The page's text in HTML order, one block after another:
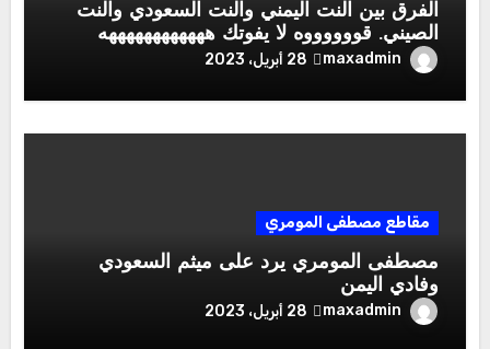
الفرق بين النت اليمني والنت السعودي والنت
الصيني. قووووووه لا يفوتك ههههههههههههه
maxadmin 28 أبريل، 2023
مقاطع مصطفى المومري
مصطفى المومري يرد على ميثم السعودي
وفادي اليمن
maxadmin 28 أبريل، 2023